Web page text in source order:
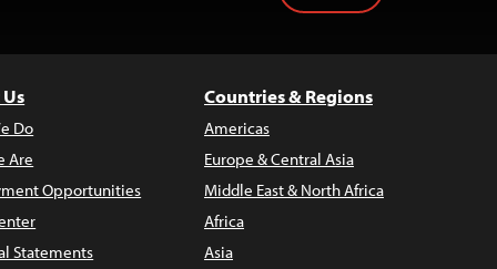
Do
Are
Opportunities
Statements
Countries & Regions
Americas
Europe & Central Asia
Middle East & North Africa
Africa
Asia